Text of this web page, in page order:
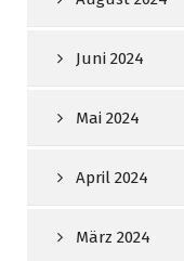
Juni 2024
Mai 2024
April 2024
März 2024